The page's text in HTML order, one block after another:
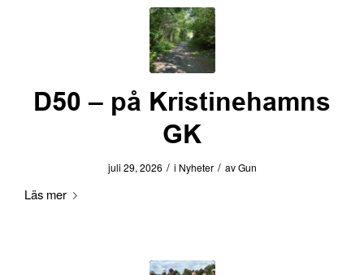
D50 – på Kristinehamns
GK
juli 29, 2026 / i Nyheter / avGun
Läs mer